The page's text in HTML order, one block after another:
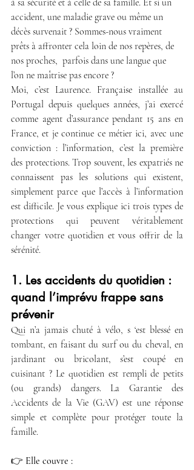
à sa sécurité et à celle de sa famille. Et si un
accident, une maladie grave ou même un
décès survenait ? Sommes-nous vraiment
prêts à affronter cela loin de nos repères, de
nos proches,  parfois dans une langue que
l’on ne maîtrise pas encore ?
Moi, c’est Laurence. Française installée au
Portugal depuis quelques années, j’ai exercé
comme agent d’assurance pendant 15 ans en
France, et je continue ce métier ici, avec une
conviction : l’information, c’est la première
des protections. Trop souvent, les expatriés ne
connaissent pas les solutions qui existent,
simplement parce que l’accès à l’information
est difficile. Je vous explique ici trois types de
protections qui peuvent véritablement
changer votre quotidien et vous offrir de la
sérénité.
1. Les accidents du quotidien :
quand l’imprévu frappe sans
prévenir
Qui n’a jamais chuté à vélo, s ‘est blessé en
tombant, en faisant du surf ou du cheval, en
jardinant ou bricolant, s’est coupé en
cuisinant ? Le quotidien est rempli de petits
(ou grands) dangers. La Garantie des
Accidents de la Vie (GAV) est une réponse
simple et complète pour protéger toute la
famille.
👉 Elle couvre :